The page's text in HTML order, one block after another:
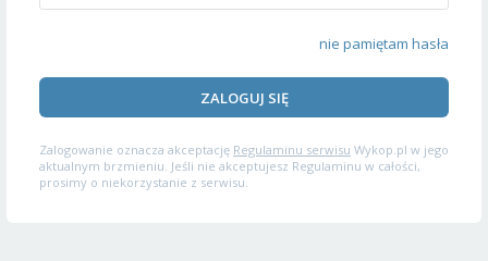
nie pamiętam hasła
ZALOGUJ SIĘ
Zalogowanie oznacza akceptację Regulaminu serwisu Wykop.pl w jego
aktualnym brzmieniu. Jeśli nie akceptujesz Regulaminu w całości,
prosimy o niekorzystanie z serwisu.